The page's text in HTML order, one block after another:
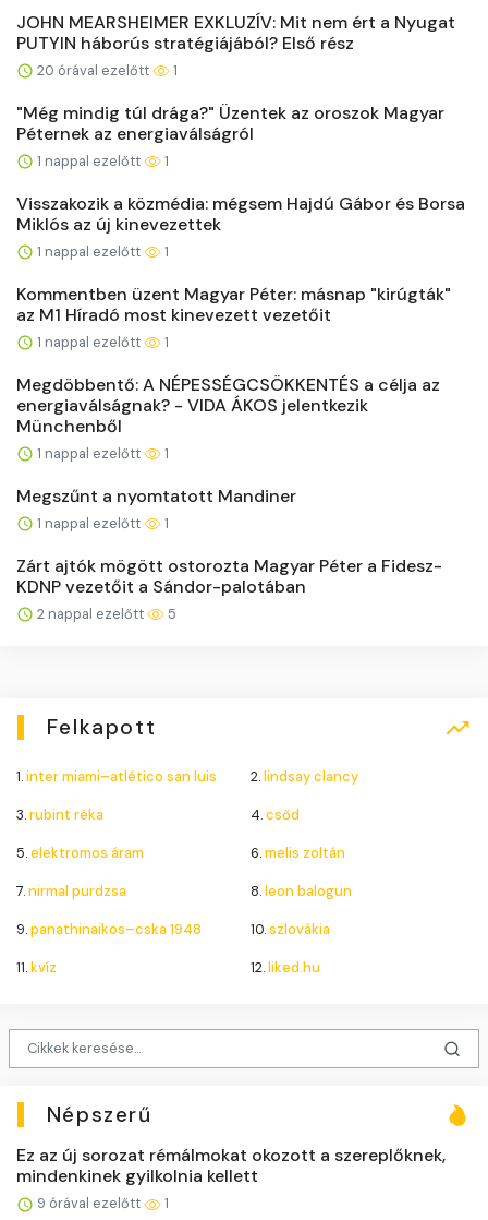
JOHN MEARSHEIMER EXKLUZÍV: Mit nem ért a Nyugat
PUTYIN háborús stratégiájából? Első rész
20 órával ezelőtt 1
"Még mindig túl drága?" Üzentek az oroszok Magyar
Péternek az energiaválságról
1 nappal ezelőtt 1
Visszakozik a közmédia: mégsem Hajdú Gábor és Borsa
Miklós az új kinevezettek
1 nappal ezelőtt 1
Kommentben üzent Magyar Péter: másnap "kirúgták"
az M1 Híradó most kinevezett vezetőit
1 nappal ezelőtt 1
Megdöbbentő: A NÉPESSÉGCSÖKKENTÉS a célja az
energiaválságnak? - VIDA ÁKOS jelentkezik
Münchenből
1 nappal ezelőtt 1
Megszűnt a nyomtatott Mandiner
1 nappal ezelőtt 1
Zárt ajtók mögött ostorozta Magyar Péter a Fidesz-
KDNP vezetőit a Sándor-palotában
2 nappal ezelőtt 5
Felkapott
1.inter miami–atlético san luis 2.lindsay clancy
3.rubint réka 4.csőd
5.elektromos áram 6.melis zoltán
7.nirmal purdzsa 8.leon balogun
9.panathinaikos–cska 1948 10.szlovákia
11.kvíz 12.liked.hu
Népszerű
Ez az új sorozat rémálmokat okozott a szereplőknek,
mindenkinek gyilkolnia kellett
9 órával ezelőtt 1